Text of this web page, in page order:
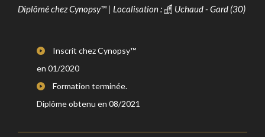
Diplômé chez Cynopsy™ | Localisation : Uchaud - Gard (30)
Inscrit chez Cynopsy™
en 01/2020
Formation terminée.
Diplôme obtenu en 08/2021